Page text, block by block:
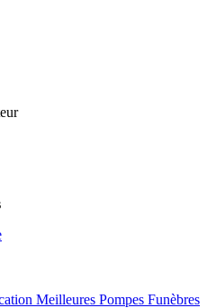
Meilleures Pompes Funèbres